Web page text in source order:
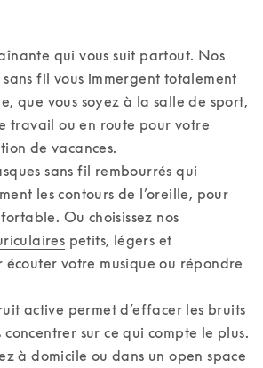
qui vous suit partout. Nos
sans fil vous immergent totalement
que vous soyez à la salle de sport,
travail ou en route pour votre
de vacances.
sans fil rembourrés qui
les contours de l’oreille, pour
Ou choisissez nos
petits, légers et
votre musique ou répondre
active permet d’effacer les bruits
sur ce qui compte le plus.
à domicile ou dans un open space